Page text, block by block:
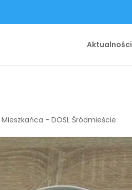
Aktualności
Mieszkańca - DOSL Śródmieście